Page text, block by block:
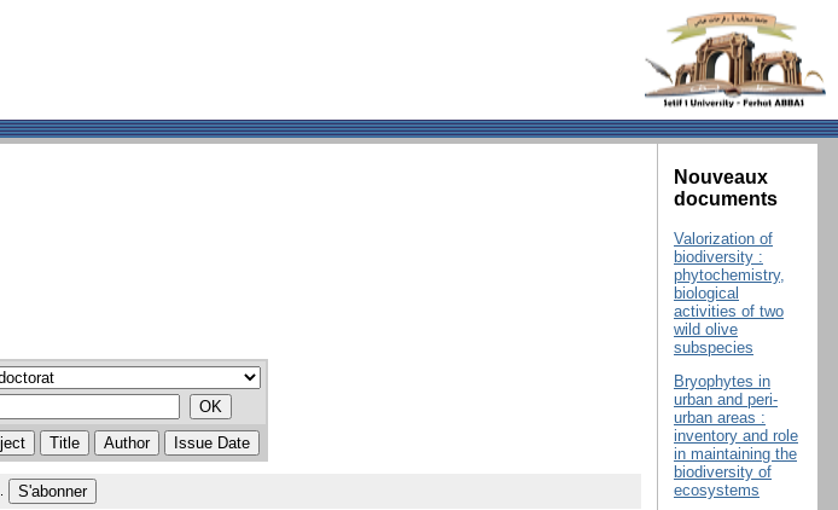
Nouveaux
documents
Valorization of
biodiversity :
phytochemistry,
biological
activities of two
wild olive
subspecies
Bryophytes in
urban and peri-
urban areas :
inventory and role
in maintaining the
biodiversity of
ecosystems